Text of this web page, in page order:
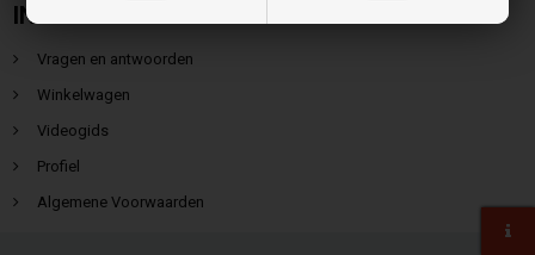
INFORMATIE
Vragen en antwoorden
Winkelwagen
Videogids
Profiel
Algemene Voorwaarden